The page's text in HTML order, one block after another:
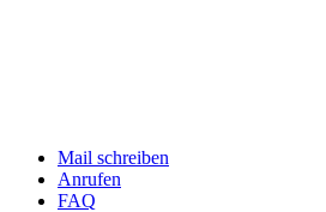
Mail schreiben
Anrufen
FAQ